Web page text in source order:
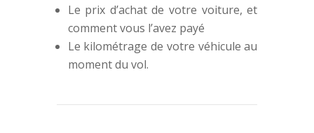
Le prix d’achat de votre voiture, et
comment vous l’avez payé
Le kilométrage de votre véhicule au
moment du vol.